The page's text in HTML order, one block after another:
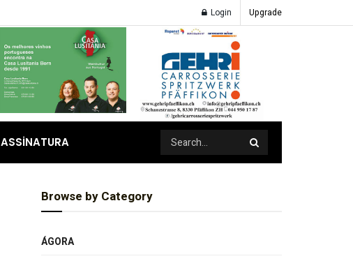
Login Upgrade
ASSINATURA
Browse by Category
ÁGORA